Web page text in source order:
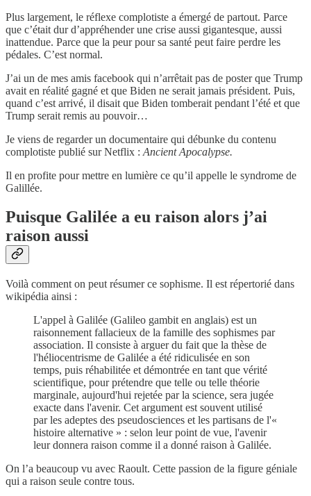
Plus largement, le réflexe complotiste a émergé de partout. Parce
que c’était dur d’appréhender une crise aussi gigantesque, aussi
inattendue. Parce que la peur pour sa santé peut faire perdre les
pédales. C’est normal.
J’ai un de mes amis facebook qui n’arrêtait pas de poster que Trump
avait en réalité gagné et que Biden ne serait jamais président. Puis,
quand c’est arrivé, il disait que Biden tomberait pendant l’été et que
Trump serait remis au pouvoir…
Je viens de regarder un documentaire qui débunke du contenu
complotiste publié sur Netflix : Ancient Apocalypse.
Il en profite pour mettre en lumière ce qu’il appelle le syndrome de
Galillée.
Puisque Galilée a eu raison alors j’ai
raison aussi
Voilà comment on peut résumer ce sophisme. Il est répertorié dans
wikipédia ainsi :
L'appel à Galilée (Galileo gambit en anglais) est un
raisonnement fallacieux de la famille des sophismes par
association. Il consiste à arguer du fait que la thèse de
l'héliocentrisme de Galilée a été ridiculisée en son
temps, puis réhabilitée et démontrée en tant que vérité
scientifique, pour prétendre que telle ou telle théorie
marginale, aujourd'hui rejetée par la science, sera jugée
exacte dans l'avenir. Cet argument est souvent utilisé
par les adeptes des pseudosciences et les partisans de l'«
histoire alternative » : selon leur point de vue, l'avenir
leur donnera raison comme il a donné raison à Galilée.
On l’a beaucoup vu avec Raoult. Cette passion de la figure géniale
qui a raison seule contre tous.